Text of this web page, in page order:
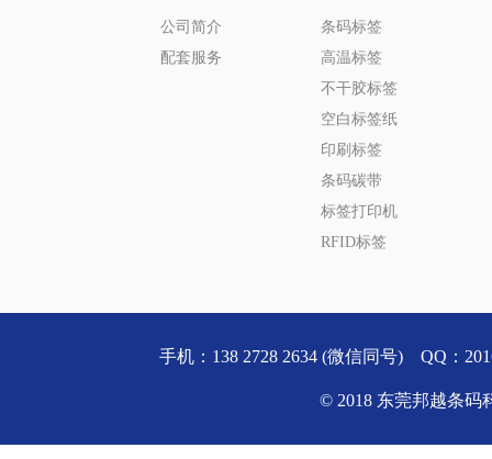
公司简介
配套服务
条码标签
高温标签
不干胶标签
空白标签纸
印刷标签
条码碳带
标签打印机
RFID标签
手机：138 2728 2634 (微信同号) QQ：
© 2018 东莞邦越条码